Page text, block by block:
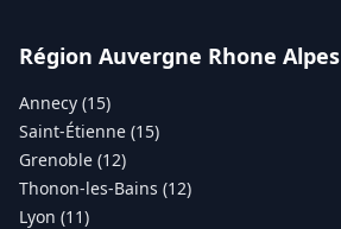
Région Auvergne Rhone Alpes
Annecy (15)
Saint-Étienne (15)
Grenoble (12)
Thonon-les-Bains (12)
Lyon (11)